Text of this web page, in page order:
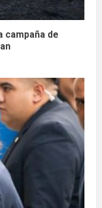
campaña de